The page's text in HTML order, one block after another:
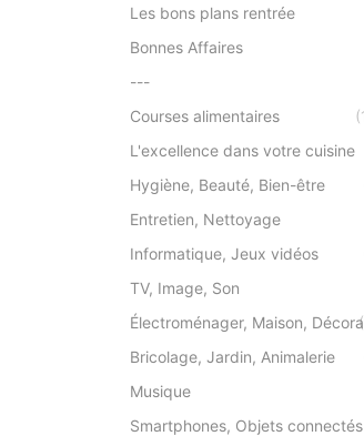
Les bons plans rentrée
Bonnes Affaires
---
Courses alimentaires
L'excellence dans votre cuisine
Hygiène, Beauté, Bien-être
Entretien, Nettoyage
Informatique, Jeux vidéos
TV, Image, Son
Électroménager, Maison,
Bricolage, Jardin, Animalerie
Musique
Smartphones, Objets connectés